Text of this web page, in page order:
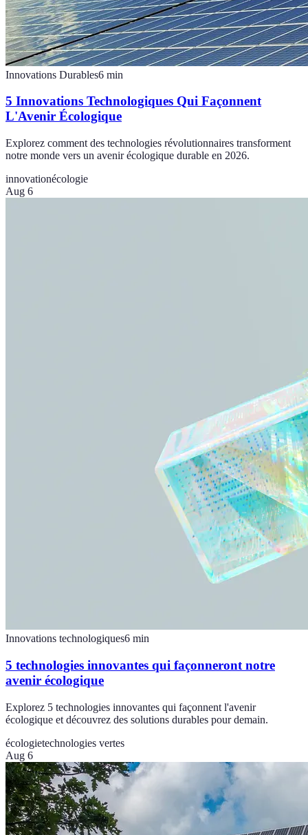
Innovations Durables6 min
5 Innovations Technologiques Qui Façonnent
L'Avenir Écologique
Explorez comment des technologies révolutionnaires transforment
notre monde vers un avenir écologique durable en 2026.
innovationécologie
Aug 6
Innovations technologiques6 min
5 technologies innovantes qui façonneront notre
avenir écologique
Explorez 5 technologies innovantes qui façonnent l'avenir
écologique et découvrez des solutions durables pour demain.
écologietechnologies vertes
Aug 6